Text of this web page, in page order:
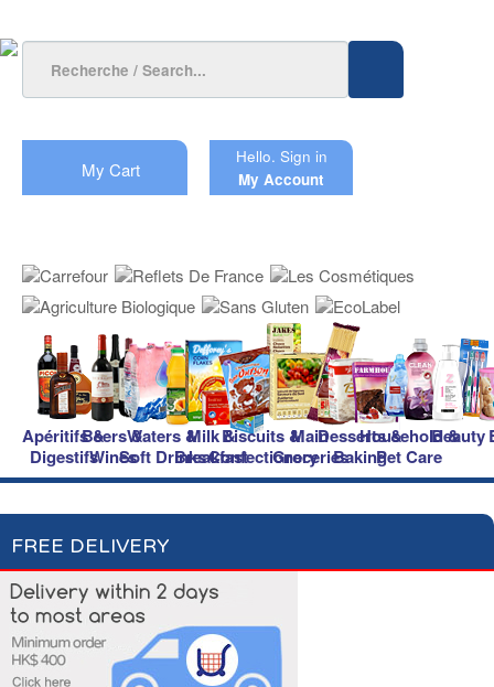
My Cart
Hello. Sign in
My Account
Apéritifs &
Digestifs
Beers &
Wines
Waters &
Soft Drinks
Milk &
Breakfast
Biscuits &
Confectionery
Main
Groceries
Desserts &
Baking
Household &
Pet Care
Beauty
FREE DELIVERY